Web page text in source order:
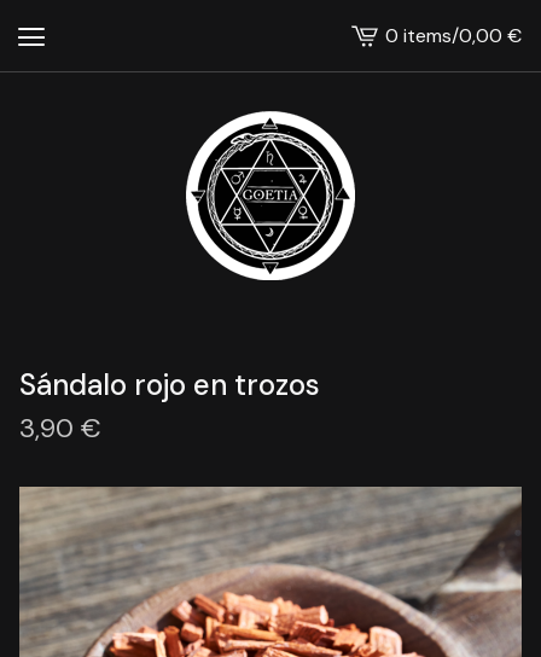
View
cart
0 items/0,00 €
Sándalo rojo en trozos
3,90 €